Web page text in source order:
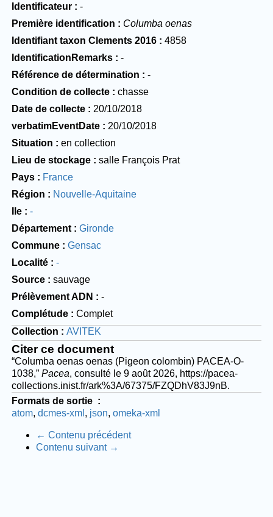
Identificateur
-
Première identification
Columba oenas
Identifiant taxon Clements 2016
4858
IdentificationRemarks
-
Référence de détermination
-
Condition de collecte
chasse
Date de collecte
20/10/2018
verbatimEventDate
20/10/2018
Situation
en collection
Lieu de stockage
salle François Prat
Pays
France
Région
Nouvelle-Aquitaine
Ile
-
Département
Gironde
Commune
Gensac
Localité
-
Source
sauvage
Prélèvement ADN
-
Complétude
Complet
Collection
AVITEK
Citer ce document
“Columba oenas oenas (Pigeon colombin) PACEA-O-
1038,” Pacea, consulté le 9 août 2026, https://pacea-
collections.inist.fr/ark%3A/67375/FZQDhV83J9nB.
Formats de sortie
atom dcmes-xml json omeka-xml
← Contenu précédent
Contenu suivant →